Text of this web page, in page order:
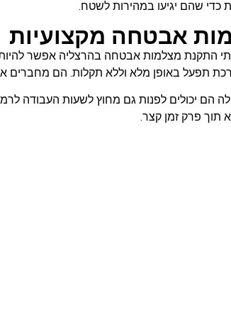
שהם יגיעו במהירות לשטח.
אבטחה מקצועיות
התקנת מצלמות אבטחה בהרצליה אפשר
תפעל באופן מלא וללא תקלות. הם מחברים
הם יכולים לפנות גם מחוץ לשעות העבודה
תוך פרק זמן קצר.